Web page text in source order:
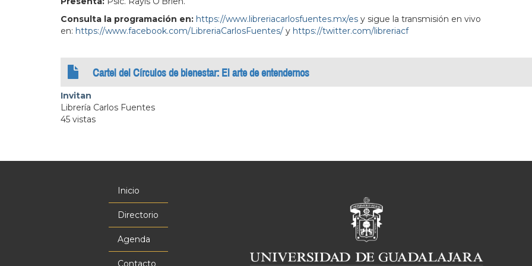
Consulta la programación en: https://www.libreriacarlosfuentes.mx/es y sigue la transmisión en vivo
en: https://www.facebook.com/LibreriaCarlosFuentes/ y https://twitter.com/libreriacf
Cartel del Círculos de bienestar: El arte de entendernos
Invitan
Librería Carlos Fuentes
45 vistas
principal
Inicio
Directorio
Agenda
Contacto